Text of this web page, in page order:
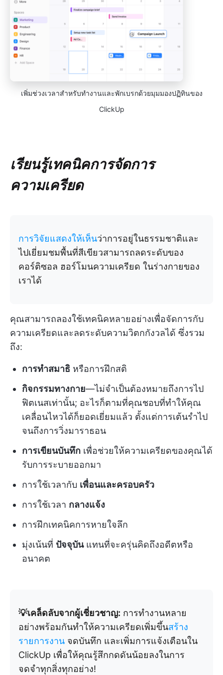
เพิ่มช่วงเวลาสำหรับทำงานและพักเบรกด้วยมุมมองปฏิทินของ
ClickUp
เรียนรู้เทคนิคการจัดการ
ความเครียด
การวิจัยแสดงให้เห็นว่าการอยู่ในธรรมชาติและ
ไปเยี่ยมชมพื้นที่สีเขียวสามารถลดระดับของ
คอร์ติซอล ฮอร์โมนความเครียด ในร่างกายของ
เราได้
คุณสามารถลองใช้เทคนิคหลายอย่างเพื่อจัดการกับ
ความเครียดและลดระดับความวิตกกังวลได้ ซึ่งรวม
ถึง:
การทำสมาธิ หรือการฝึกสติ
กิจกรรมทางกาย—ไม่จำเป็นต้องหมายถึงการไป
ฟิตเนสเท่านั้น; อะไรก็ตามที่คุณชอบที่ทำให้คุณ
เคลื่อนไหวได้ก็ยอดเยี่ยมแล้ว ตั้งแต่การเต้นรำไป
จนถึงการวิ่งมาราธอน
การเขียนบันทึก เพื่อช่วยให้ความเครียดของคุณได้
รับการระบายออกมา
การใช้เวลากับ เพื่อนและครอบครัว
การใช้เวลา กลางแจ้ง
การฝึกเทคนิคการหายใจลึก
มุ่งเน้นที่ ปัจจุบันแทนที่จะครุ่นคิดถึงอดีตหรือ
อนาคต
💡เคล็ดลับจากผู้เชี่ยวชาญ: การทำงานหลาย
อย่างพร้อมกันทำให้ความเครียดเพิ่มขึ้นสร้าง
รายการงาน จดบันทึก และเพิ่มการแจ้งเตือนใน
ClickUp เพื่อให้คุณรู้สึกกดดันน้อยลงในการ
จดจำทุกสิ่งทุกอย่าง!